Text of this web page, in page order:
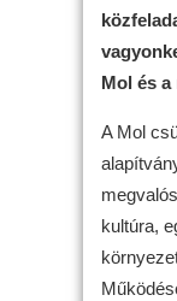
Mol és a
A Mol
kultúra,